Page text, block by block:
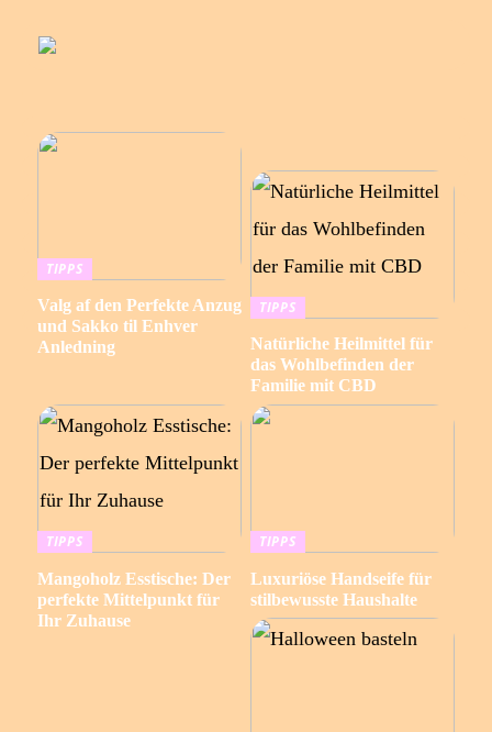
TIPPS
Valg af den Perfekte Anzug
und Sakko til Enhver
Anledning
TIPPS
Natürliche Heilmittel für
das Wohlbefinden der
Familie mit CBD
TIPPS
Mangoholz Esstische: Der
perfekte Mittelpunkt für
Ihr Zuhause
TIPPS
Luxuriöse Handseife für
stilbewusste Haushalte